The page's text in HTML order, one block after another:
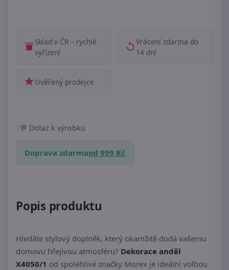
Sklad v ČR – rychlé
vyřízení
Vrácení zdarma do
14 dní
Ověřený prodejce
Dotaz k výrobku
Doprava zdarmaod 999 Kč
Popis produktu
Hledáte stylový doplněk, který okamžitě dodá vašemu
domovu hřejivou atmosféru? Dekorace anděl
X4050/1 od spolehlivé značky Morex je ideální volbou